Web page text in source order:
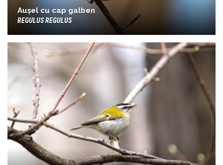
Aușel cu cap galben
REGULUS REGULUS